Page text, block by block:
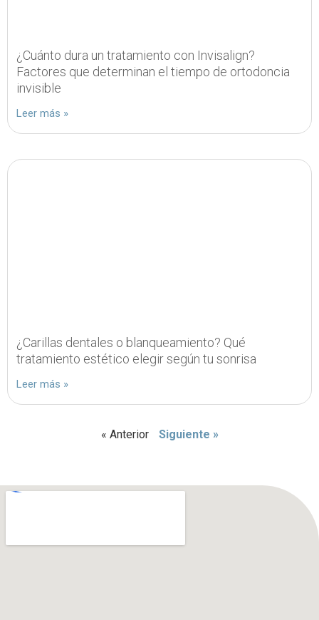
¿Cuánto dura un tratamiento con Invisalign?
Factores que determinan el tiempo de ortodoncia
invisible
Leer más »
¿Carillas dentales o blanqueamiento? Qué
tratamiento estético elegir según tu sonrisa
Leer más »
« Anterior Siguiente »